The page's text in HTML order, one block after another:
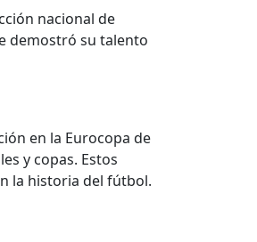
nacional de
demostró su talento
en la Eurocopa de
y copas. Estos
la historia del fútbol.